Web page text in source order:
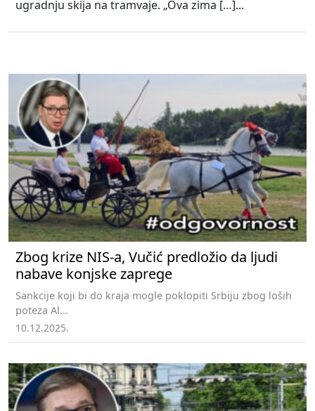
ugradnju skija na tramvaje. „Ova zima […]...
Zbog krize NIS-a, Vučić predložio da ljudi
nabave konjske zaprege
Sankcije koji bi do kraja mogle poklopiti Srbiju zbog loših
poteza Al...
10.12.2025.